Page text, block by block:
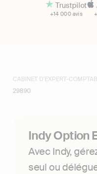
Trustpilot
+14 000 avis
CABINET D'EXPERT-
29890
Indy Option
Avec Indy,
seul ou